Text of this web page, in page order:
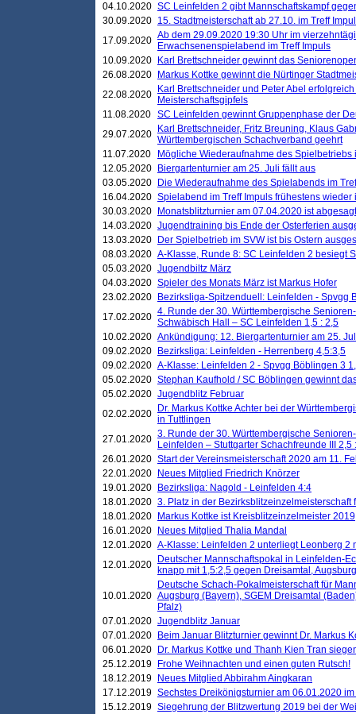
04.10.2020 SC Leinfelden 2 gibt Mannschaftskampf
30.09.2020 15. Stadtmeisterschaft ab 27.10. im Treff
17.09.2020 Ab dem 29.09.2020 19:30 Uhr im
Erwachsenenspielabend im Treff Impuls
10.09.2020
Karl Brettschneider gewinnt das
26.08.2020
Markus Kottke gewinnt die Nürtinger
22.08.2020
Karl Brettschneider und Peter Abel
Meisterschaftsgipfels
11.08.2020 SC Leinfelden gewinnt Gruppenphase der
29.07.2020
Karl Brettschneider, Fritz Breuning, Klaus
Württembergischen Schachverband geehrt
11.07.2020
Mögliche Wiederaufnahme des Spielbetriebs
12.05.2020
Biergartenturnier am 25. Juli fällt aus
03.05.2020
Die Wiederaufnahme des Spielabends im
16.04.2020 Spielabend im Treff Impuls frühestens wieder
30.03.2020
Monatsblitzturnier am 07.04.2020 ist abgesagt
14.03.2020 Jugendtraining bis Ende der Osterferien
13.03.2020
Der Spielbetrieb im SVW ist bis Ostern
08.03.2020 A-Klasse, Runde 8: SC Leinfelden 2 besiegt
05.03.2020 Jugendbiltz März
04.03.2020 Spieler des Monats März ist Markus Hofer
23.02.2020
Bezirksliga-Spitzenduell: Leinfelden - Spvgg
17.02.2020 4. Runde der 30. Württembergische
Schwäbisch Hall – SC Leinfelden 1,5 : 2,5
10.02.2020 Ankündigung: 12. Biergartenturnier am 25.
09.02.2020
Bezirksliga: Leinfelden - Herrenberg 4,5:3,5
09.02.2020 A-Klasse: Leinfelden 2 - Spvgg Böblingen 3
05.02.2020 Stephan Kaufhold / SC Böblingen gewinnt
05.02.2020 Jugendblitz Februar
02.02.2020
Dr. Markus Kottke Achter bei der
in Tuttlingen
27.01.2020 3. Runde der 30. Württembergische
Leinfelden – Stuttgarter Schachfreunde III 2,5
26.01.2020 Start der Vereinsmeisterschaft 2020 am 11.
22.01.2020
Neues Mitglied Friedrich Knörzer
19.01.2020
Bezirksliga: Nagold - Leinfelden 4:4
18.01.2020 3. Platz in der Bezirksblitzeinzelmeisterschaft
18.01.2020
Markus Kottke ist Kreisblitzeinzelmeister 2019
16.01.2020
Neues Mitglied Thalia Mandal
12.01.2020 A-Klasse: Leinfelden 2 unterliegt Leonberg 2
12.01.2020
Deutscher Mannschaftspokal in Leinfelden-
knapp mit 1,5:2,5 gegen Dreisamtal,
10.01.2020
Deutsche Schach-Pokalmeisterschaft für
Augsburg (Bayern), SGEM Dreisamtal
Pfalz)
07.01.2020 Jugendblitz Januar
07.01.2020
Beim Januar Blitzturnier gewinnt Dr. Markus
06.01.2020
Dr. Markus Kottke und Thanh Kien Tran
25.12.2019
Frohe Weihnachten und einen guten Rutsch!
18.12.2019
Neues Mitglied Abbirahm Aingkaran
17.12.2019 Sechstes Dreikönigsturnier am 06.01.2020
15.12.2019 Siegehrung der Blitzwertung 2019 bei der